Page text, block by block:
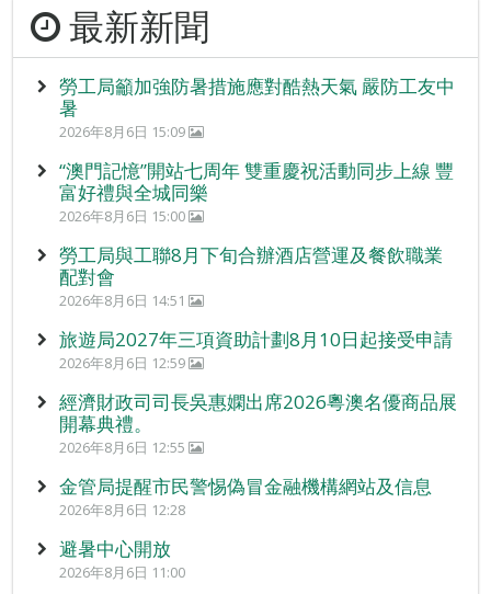
最新新聞
勞工局籲加強防暑措施應對酷熱天氣 嚴防工友中
暑
2026年8月6日 15:09
“澳門記憶”開站七周年 雙重慶祝活動同步上線 豐
富好禮與全城同樂
2026年8月6日 15:00
勞工局與工聯8月下旬合辦酒店營運及餐飲職業
配對會
2026年8月6日 14:51
旅遊局2027年三項資助計劃8月10日起接受申請
2026年8月6日 12:59
經濟財政司司長吳惠嫻出席2026粵澳名優商品展
開幕典禮。
2026年8月6日 12:55
金管局提醒市民警惕偽冒金融機構網站及信息
2026年8月6日 12:28
避暑中心開放
2026年8月6日 11:00